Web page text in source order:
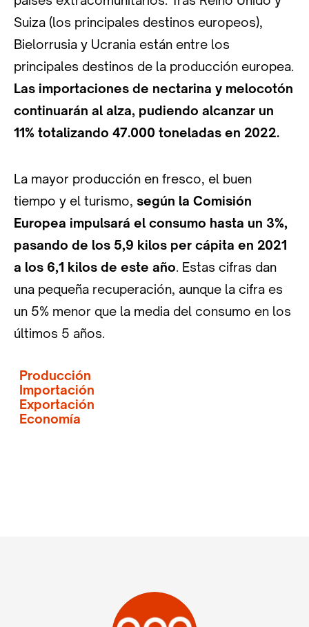
Suiza (los principales destinos europeos),
Bielorrusia y Ucrania están entre los
principales destinos de la producción europea.
Las importaciones de nectarina y melocotón
continuarán al alza, pudiendo alcanzar un
11% totalizando 47.000 toneladas en 2022.
La mayor producción en fresco, el buen
tiempo y el turismo, según la Comisión
Europea impulsará el consumo hasta un 3%,
pasando de los 5,9 kilos per cápita en 2021
a los 6,1 kilos de este año. Estas cifras dan
una pequeña recuperación, aunque la cifra es
un 5% menor que la media del consumo en los
últimos 5 años.
Producción
Importación
Exportación
Economía